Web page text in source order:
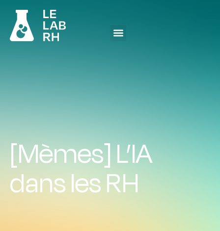
[Mèmes] L’IA
dans les RH